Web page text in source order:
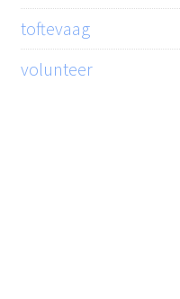
toftevaag
volunteer